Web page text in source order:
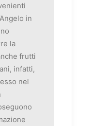
in
la
frutti
infatti,
nel